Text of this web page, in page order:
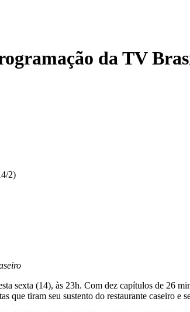
da TV
sexta (14), às 23h. Com dez capítulos de 26
tiram seu sustento do restaurante caseiro e